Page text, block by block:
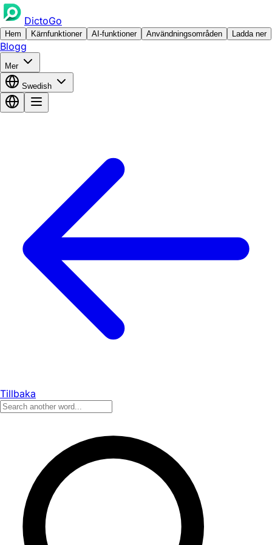
DictoGo
Hem Kärnfunktioner AI-funktioner Användningsområden Ladda ner
Blogg
Mer
Swedish
Tillbaka